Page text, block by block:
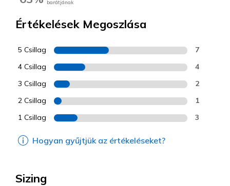
barátjának
Értékelések Megoszlása
5 Csillag 7
4 Csillag 4
3 Csillag 2
2 Csillag 1
1 Csillag 3
Hogyan gyűjtjük az értékeléseket?
Sizing